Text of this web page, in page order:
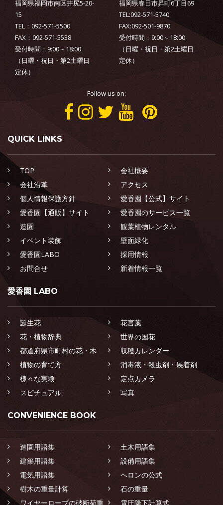
福岡県福岡市南区井尻5-20-
15
TEL：092-571-5500
FAX：092-571-5538
受付時間：9:00～18:00
（日曜・祝日・第2土曜日
定休）
福岡県春日市昇町6丁目69
TEL:092-571-5740
FAX:092-501-9870
受付時間：9:00～18:00
（日曜・祝日・第2土曜日
定休）
Follow us on:
QUICK LINKS
TOP
会社概要
会社沿革
アクセス
個人情報保護方針
愛香園【公式】サイト
愛香園【通販】サイト
愛香園のサービス一覧
造園
観葉植物レンタル
イベント装飾
壁面緑化
愛香園LABO
採用情報
お問合せ
新着情報一覧
愛香園 LABO
誕生花
花言葉
花・植物辞典
世界の国花
都道府県市町村の花・木
収穫カレンダー
植物の育て方
消毒液・殺虫剤・展着剤
様々な実験
定点カメラ
スピチュアル
写真
CONVENIENCE BOOK
造園用語集
土木用語集
建築用語集
設備用語集
電気用語集
ヘロンの公式
樹木の重量計算
石の重量
ワイヤーロープの破断荷重
電圧降下計算式